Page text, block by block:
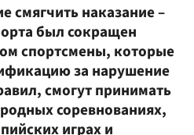
смягчить наказание –
был сокращен
спортсмены, которые
за нарушение
смогут принимать
соревнованиях,
играх и